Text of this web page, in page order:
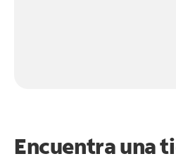
Encuentra una